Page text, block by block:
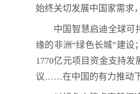
始终关切发展中国家需求
中国智慧启迪全球可
缘的非洲“绿色长城”建设
1770亿元项目资金支持
议……在中国的有力推动